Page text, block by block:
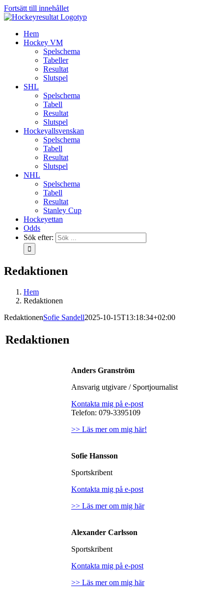
Fortsätt till innehållet
Hem
Hockey VM
Spelschema
Tabeller
Resultat
Slutspel
SHL
Spelschema
Tabell
Resultat
Slutspel
Hockeyallsvenskan
Spelschema
Tabell
Resultat
Slutspel
NHL
Spelschema
Tabell
Resultat
Stanley Cup
Hockeyettan
Odds
Sök efter:
Redaktionen
Hem
Redaktionen
RedaktionenSofie Sandell2025-10-15T13:18:34+02:00
Redaktionen
Anders Granström
Ansvarig utgivare / Sportjournalist
Kontakta mig på e-post
Telefon: 079-3395109
>> Läs mer om mig här!
Sofie Hansson
Sportskribent
Kontakta mig på e-post
>> Läs mer om mig här
Alexander Carlsson
Sportskribent
Kontakta mig på e-post
>> Läs mer om mig här